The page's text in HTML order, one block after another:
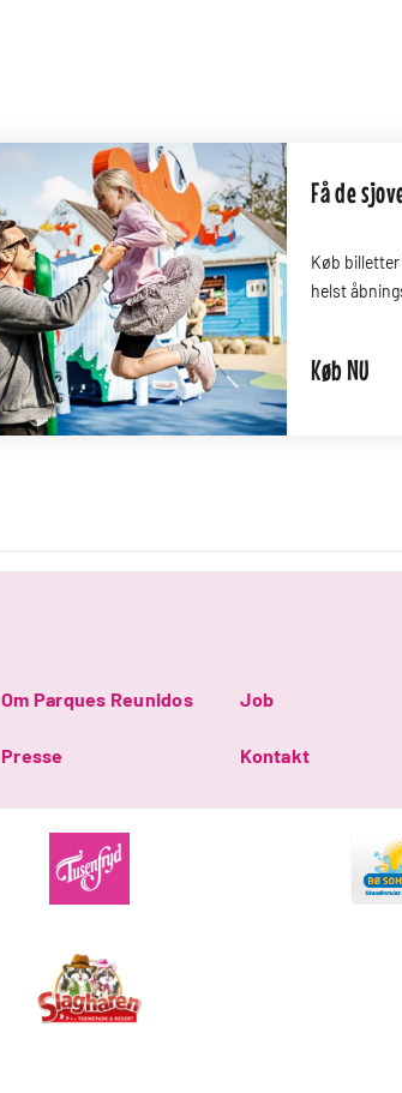
Få de
Køb billetter
helst
Køb NU
Om Parques Reunidos Job
Presse Kontakt